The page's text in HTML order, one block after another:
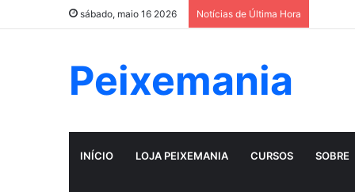
sábado, maio 16 2026 Notícias de Última Hora
Peixemania
INÍCIO LOJA PEIXEMANIA CURSOS SOBRE